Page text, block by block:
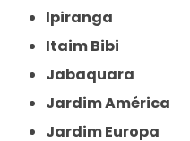
Ipiranga
Itaim Bibi
Jabaquara
Jardim América
Jardim Europa